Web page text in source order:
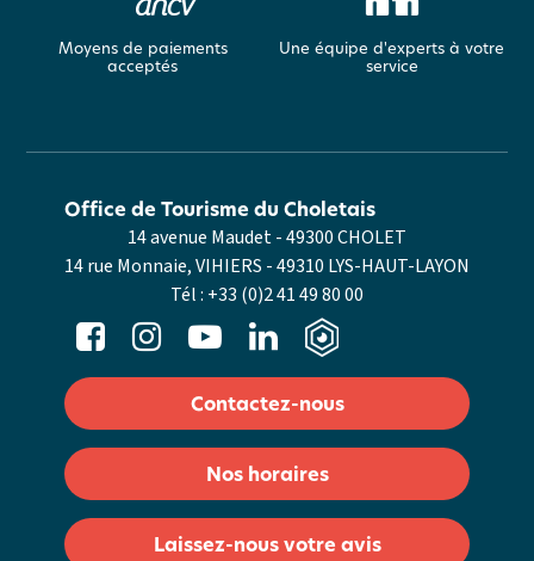
Moyens de paiements
acceptés
Une équipe d'experts à votre
service
14 avenue Maudet - 49300 CHOLET
14 rue Monnaie, VIHIERS - 49310 LYS-HAUT-LAYON
Tél : +33 (0)2 41 49 80 00
Office de Tourisme du Choletais
Contactez-nous
Nos horaires
Laissez-nous votre avis